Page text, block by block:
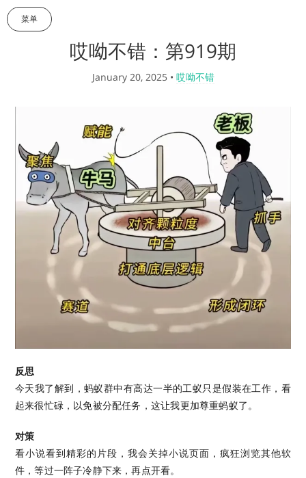
菜单
哎呦不错：第919期
January 20, 2025 • 哎呦不错
反思
今天我了解到，蚂蚁群中有高达一半的工蚁只是假装在工作，看
起来很忙碌，以免被分配任务，这让我更加尊重蚂蚁了。
对策
看小说看到精彩的片段，我会关掉小说页面，疯狂浏览其他软
件，等过一阵子冷静下来，再点开看。